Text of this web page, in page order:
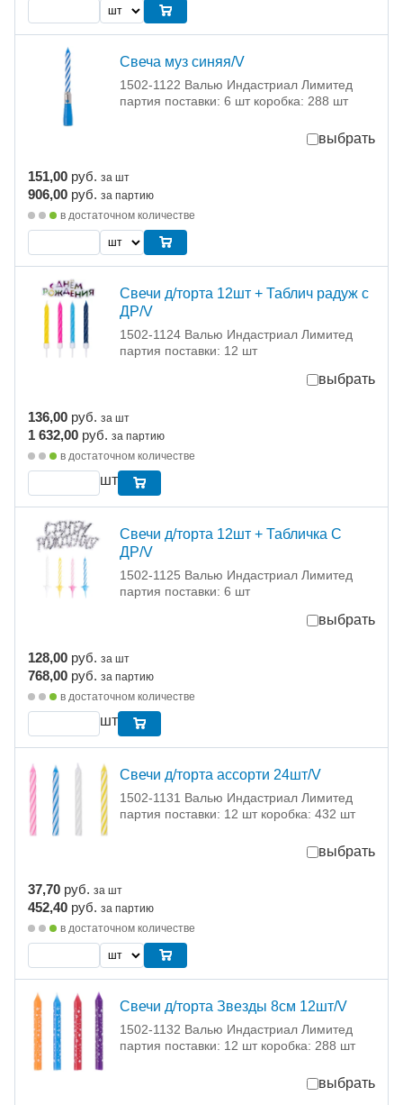
Свеча муз синяя/V
1502-1122 Валью Индастриал Лимитед
партия поставки: 6 шт коробка: 288 шт
выбрать
151,00 руб. за шт
906,00 руб. за партию
в достаточном количестве
Свечи д/торта 12шт + Таблич радуж с
ДР/V
1502-1124 Валью Индастриал Лимитед
партия поставки: 12 шт
выбрать
136,00 руб. за шт
1 632,00 руб. за партию
в достаточном количестве
шт
Свечи д/торта 12шт + Табличка С
ДР/V
1502-1125 Валью Индастриал Лимитед
партия поставки: 6 шт
выбрать
128,00 руб. за шт
768,00 руб. за партию
в достаточном количестве
шт
Свечи д/торта ассорти 24шт/V
1502-1131 Валью Индастриал Лимитед
партия поставки: 12 шт коробка: 432 шт
выбрать
37,70 руб. за шт
452,40 руб. за партию
в достаточном количестве
Свечи д/торта Звезды 8см 12шт/V
1502-1132 Валью Индастриал Лимитед
партия поставки: 12 шт коробка: 288 шт
выбрать